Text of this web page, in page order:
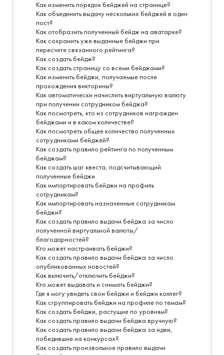
Как изменить порядок бейджей на странице?
Как объединить выдачу нескольких бейджей в один
пост?
Как отобразить полученный бейдж на аватарке?
Как сохранить уже выданные бейджи при
пересчете связанного рейтинга?
Как создать бейдж?
Как создать страницу со всеми бейджами?
Как изменить бейджи, получаемые после
прохождения викторины?
Как автоматически начислить виртуальную валюту
при получении сотрудником бейджа?
Как посмотреть, кто из сотрудников награжден
бейджами и в каком количестве?
Как посмотреть общее количество полученных
сотрудниками бейджей?
Как создать правило рейтинга по полученным
бейджам?
Как создать шаг квеста, подсчитывающий
полученные бейджи
Как импортировать бейджи на профиль
сотрудникам?
Как импортировать назначенные сотрудникам
бейджи?
Как создать правило выдачи бейджа за число
полученной виртуальной валюты/
благодарностей?
Кто может настраивать бейджи?
Как создать правило выдачи бейджа за число
опубликованных новостей?
Как включить/отключить бейджи?
Кто может выдавать и снимать бейджи?
Где я могу увидеть свои бейджи и бейджи коллег?
Как сгруппировать бейджи на профиле по темам?
Как создать бейджи, растущие по уровням?
Как создать правило выдачи бейджа вручную?
Как создать правило выдачи бейджа за идеи,
победившие на конкурсах?
Как создать произвольное правило выдачи